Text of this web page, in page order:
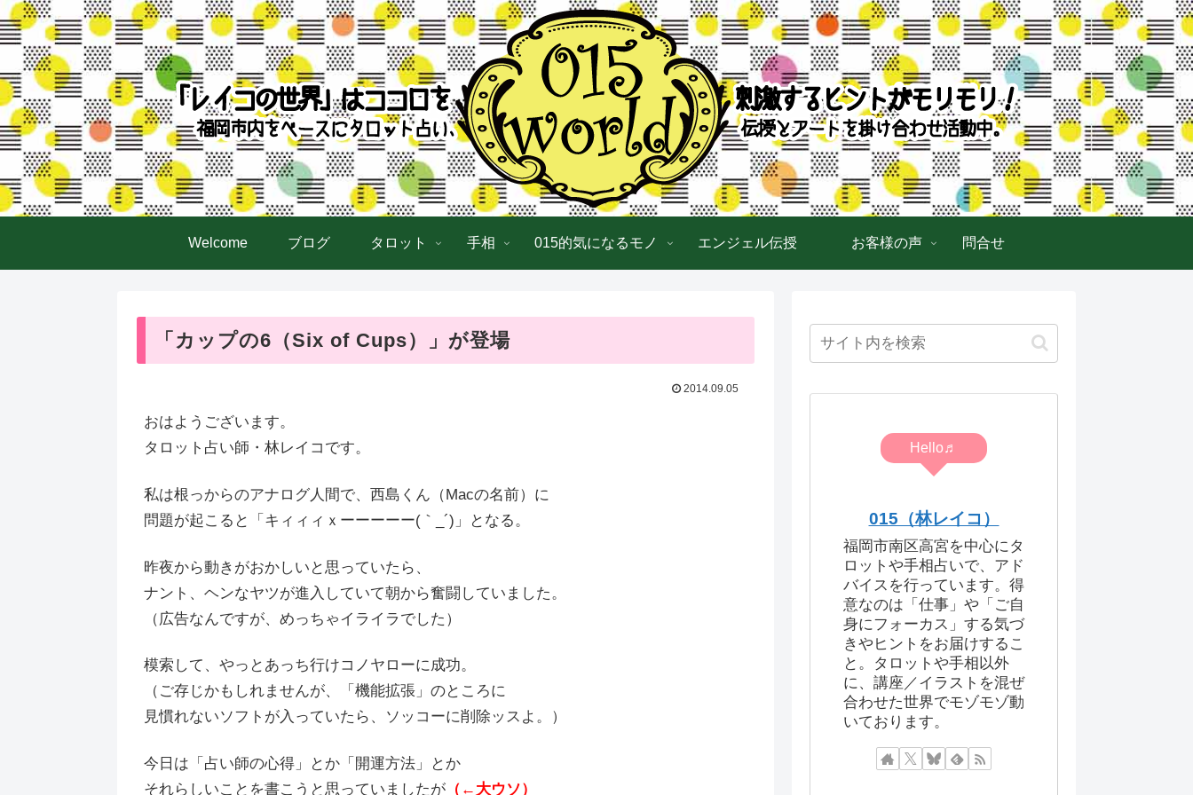
Welcome ブログ タロット 手相 015的気になるモノ エンジェル伝授 お客様の声 問合せ
「カップの6（Six of Cups）」が登場
2014.09.05
おはようございます。
タロット占い師・林レイコです。
私は根っからのアナログ人間で、西島くん（Macの名前）に
問題が起こると「キィィィｘーーーーー(｀_´)」となる。
昨夜から動きがおかしいと思っていたら、
ナント、ヘンなヤツが進入していて朝から奮闘していました。
（広告なんですが、めっちゃイライラでした）
模索して、やっとあっち行けコノヤローに成功。
（ご存じかもしれませんが、「機能拡張」のところに
見慣れないソフトが入っていたら、ソッコーに削除ッスよ。）
今日は「占い師の心得」とか「開運方法」とか
それらしいことを書こうと思っていましたが （←大ウソ）
Hello♬
015（林レイコ）
福岡市南区高宮を中心にタ
ロットや手相占いで、アド
バイスを行っています。得
意なのは「仕事」や「ご自
身にフォーカス」する気づ
きやヒントをお届けするこ
と。タロットや手相以外
に、講座／イラストを混ぜ
合わせた世界でモゾモゾ動
いております。